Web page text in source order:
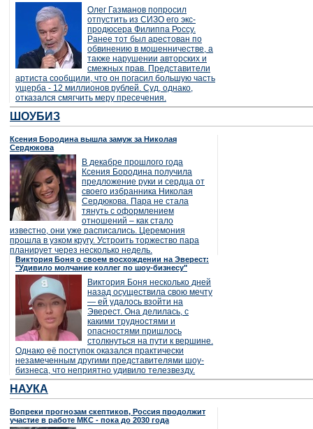
Олег Газманов попросил
отпустить из СИЗО его экс-
продюсера Филиппа Россу.
Ранее тот был арестован по
обвинению в мошенничестве, а
также нарушении авторских и
смежных прав. Представители
артиста сообщили, что он погасил большую часть
ущерба - 12 миллионов рублей. Суд, однако,
отказался смягчить меру пресечения.
ШОУБИЗ
Ксения Бородина вышла замуж за Николая
Сердюкова
В декабре прошлого года
Ксения Бородина получила
предложение руки и сердца от
своего избранника Николая
Сердюкова. Пара не стала
тянуть с оформлением
отношений – как стало
известно, они уже расписались. Церемония
прошла в узком кругу. Устроить торжество пара
планирует через несколько недель.
Виктория Боня о своем восхождении на Эверест:
"Удивило молчание коллег по шоу-бизнесу"
Виктория Боня несколько дней
назад осуществила свою мечту
— ей удалось взойти на
Эверест. Она делилась, с
какими трудностями и
опасностями пришлось
столкнуться на пути к вершине.
Однако её поступок оказался практически
незамеченным другими представителями шоу-
бизнеса, что неприятно удивило телезвезду.
НАУКА
Вопреки прогнозам скептиков, Россия продолжит
участие в работе МКС - пока до 2030 года